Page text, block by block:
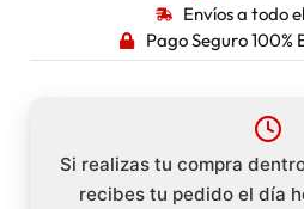
Envíos a todo
Pago Seguro 100%
Si realizas tu compra
recibes tu pedido el día